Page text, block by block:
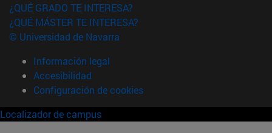
¿QUÉ GRADO TE INTERESA?
¿QUÉ MÁSTER TE INTERESA?
© Universidad de Navarra
Información legal
Accesibilidad
Configuración de cookies
Localizador de campus